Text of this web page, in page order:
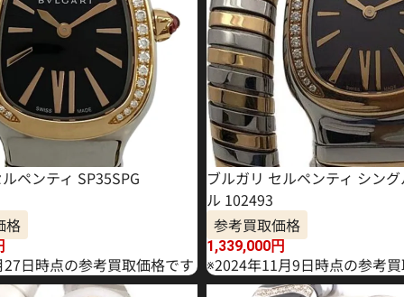
ペンティ SP35SPG
格
日時点の参考買取価格です
ブルガリ セルペンティ シン
ル 102493
参考買取価格
1,339,000円
※2024年11月9日時点の参考